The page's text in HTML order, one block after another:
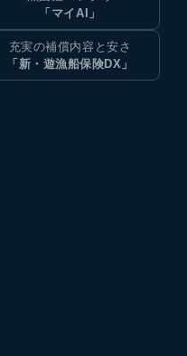
「マイAI」
充実の補償内容と安さ
「新・遊漁船保険DX」